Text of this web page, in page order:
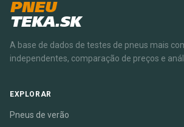
PNEU
TEKA.SK
A base de dados de testes de pneus mais
independentes, comparação de preços e
EXPLORAR
Pneus de verão